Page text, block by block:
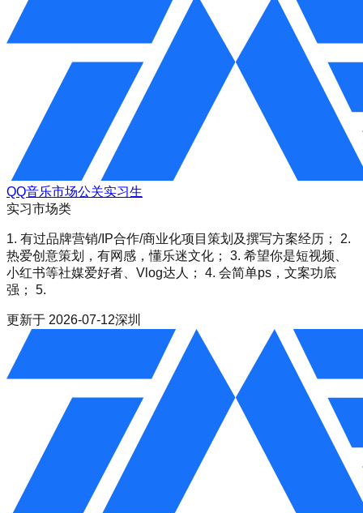
QQ音乐市场公关实习生
实习市场类
1. 有过品牌营销/IP合作/商业化项目策划及撰写方案经历； 2.
热爱创意策划，有网感，懂乐迷文化； 3. 希望你是短视频、
小红书等社媒爱好者、Vlog达人； 4. 会简单ps，文案功底
强； 5.
更新于 2026-07-12深圳